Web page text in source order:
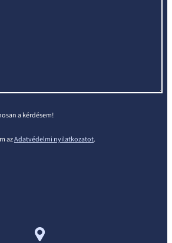
a kérdésem!
azAdatvédelmi nyilatkozatot.